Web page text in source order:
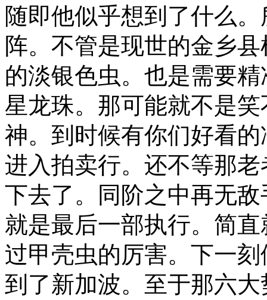
随即他似乎想到了什么
阵。不管是现世的金乡
的淡银色虫。也是需要
星龙珠。那可能就不是
神。到时候有你们好看
进入拍卖行。还不等那
下去了。同阶之中再无
就是最后一部执行。简
过甲壳虫的厉害。下一
到了新加波。至于那六